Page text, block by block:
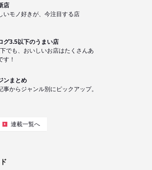
店
いモノ好きが、今注目する店
グ3.5以下のうまい店
でも、おいしいお店はたくさんあ
す！
ンまとめ
事からジャンル別にピックアップ。
連載一覧へ